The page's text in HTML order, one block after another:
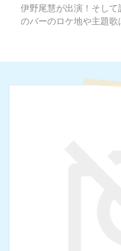
伊野尾慧が出演！そし
のバーのロケ地や主題歌